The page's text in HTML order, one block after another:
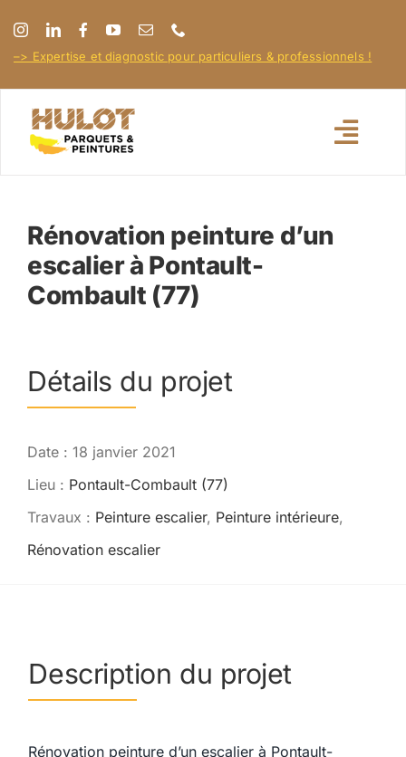
–> Expertise et diagnostic pour particuliers & professionnels !
À propos
Nos conseils
Contact
Rénovation peinture d’un
escalier à Pontault-
Combault (77)
Détails du projet
Date : 18 janvier 2021
Lieu : Pontault-Combault (77)
Travaux : Peinture escalier, Peinture intérieure,
Rénovation escalier
Description du projet
Rénovation peinture d’un escalier à Pontault-